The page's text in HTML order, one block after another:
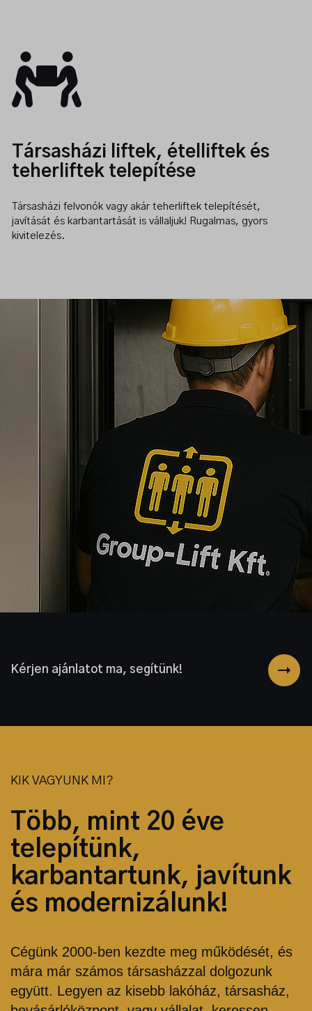
Társasházi liftek, ételliftek és
teherliftek telepítése
Társasházi felvonók vagy akár teherliftek telepítését,
javítását és karbantartását is vállaljuk! Rugalmas, gyors
kivitelezés.
Kérjen ajánlatot!
munkatársunkat bizalommal!
KIK VAGYUNK MI?
Több, mint 20 éve
telepítünk,
karbantartunk, javítunk
és modernizálunk!
Cégünk 2000-ben kezdte meg működését, és
mára már számos társasházzal dolgozunk
együtt. Legyen az kisebb lakóház, társasház,
Kérjen ajánlatot ma, segítünk!